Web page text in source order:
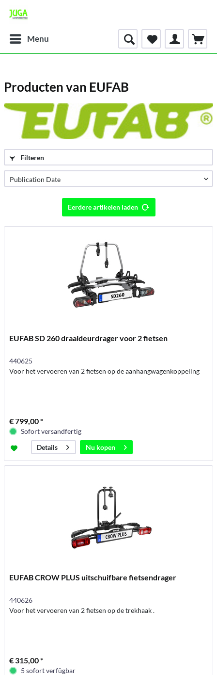
Menu
Producten van EUFAB
Filteren
Eerdere artikelen laden
EUFAB SD 260 draaideurdrager voor 2 fietsen
440625
Voor het vervoeren van 2 fietsen op de aanhangwagenkoppeling
€ 799,00 *
Sofort versandfertig
Details
Nu kopen
EUFAB CROW PLUS uitschuifbare fietsendrager
440626
Voor het vervoeren van 2 fietsen op de trekhaak .
€ 315,00 *
5 sofort verfügbar